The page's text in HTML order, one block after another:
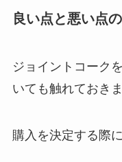
良い点と悪い点
ジョイントコーク
いても触れておき
購入を決定する際